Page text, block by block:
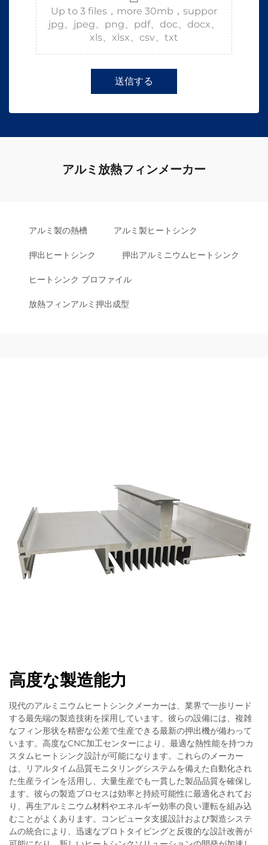
Up to 3 files，more 30mb，suppor
jpg、jpeg、png、pdf、doc、docx、
xls、xlsx、csv、txt
送信する
アルミ放熱フィンメーカー
アルミ製の熱槽 アルミ製ヒートシンク
押出ヒートシンク 押出アルミニウムヒートシンク
ヒートシンク プロファイル
放熱フィンアルミ押出成型
高度な製造能力
現代のアルミニウムヒートシンクメーカーは、業界で一歩リード
する最先端の製造技術を採用しています。彼らの設備には、複雑
なフィン形状を精密な公差で生産できる最新の押出機が備わって
います。高度なCNC加工センターにより、最適な熱性能を持つカ
スタムヒートシンク設計が可能になります。これらのメーカー
は、リアルタイム品質モニタリングシステムを備えた自動化され
た生産ラインを活用し、大量生産でも一貫した製品品質を確保し
ます。彼らの製造プロセスは効率と持続可能性に最適化されてお
り、再生アルミニウム材料やエネルギー効率の良い運転を組み込
むことがよくあります。コンピュータ支援設計および製造システ
ムの統合により、迅速なプロトタイピングと反復的な設計改善が